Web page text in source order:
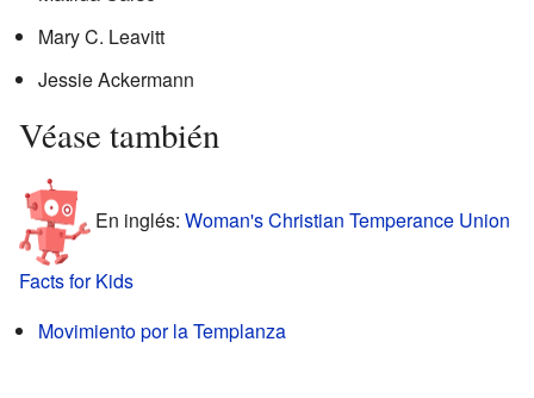
Mary C. Leavitt
Jessie Ackermann
Véase también
En inglés: Woman's Christian Temperance Union
Facts for Kids
Movimiento por la Templanza